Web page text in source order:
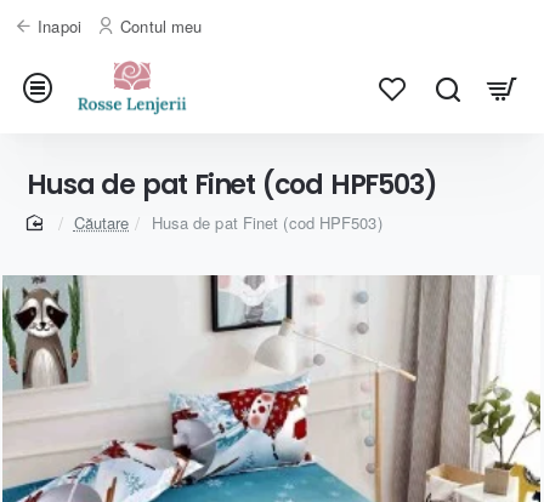
Inapoi Contul meu
Husa de pat Finet (cod HPF503)
homeCăutare Husa de pat Finet (cod HPF503)